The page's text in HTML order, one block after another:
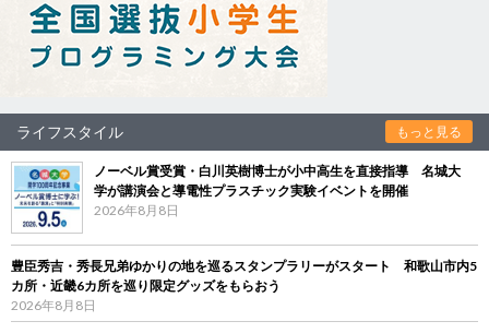
ライフスタイル もっと見る
ノーベル賞受賞・白川英樹博士が小中高生を直接指導 名城大
学が講演会と導電性プラスチック実験イベントを開催
2026年8月8日
豊臣秀吉・秀長兄弟ゆかりの地を巡るスタンプラリーがスタート 和歌山市内5
カ所・近畿6カ所を巡り限定グッズをもらおう
2026年8月8日